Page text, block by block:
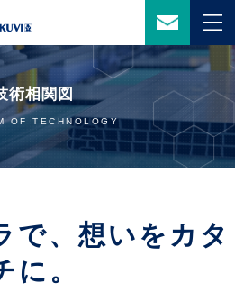
術相関図
OF TECHNOLOGY
で、想いをカタ
に。